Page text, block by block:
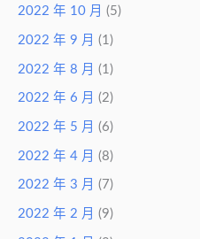
2022 年 10 月 (5)
2022 年 9 月 (1)
2022 年 8 月 (1)
2022 年 6 月 (2)
2022 年 5 月 (6)
2022 年 4 月 (8)
2022 年 3 月 (7)
2022 年 2 月 (9)